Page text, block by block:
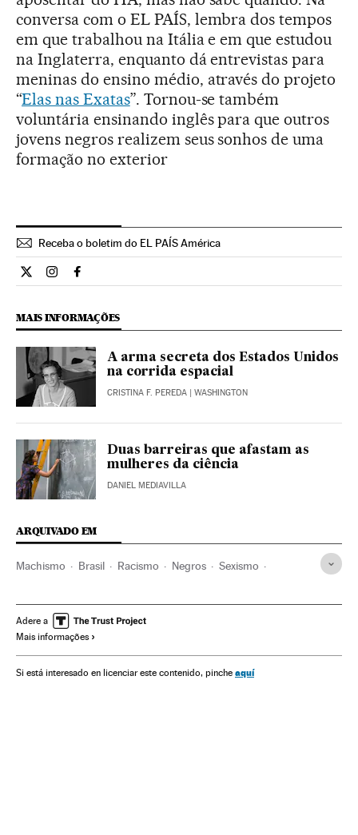
conversa com o EL PAÍS, lembra dos tempos
em que trabalhou na Itália e em que estudou
na Inglaterra, enquanto dá entrevistas para
meninas do ensino médio, através do projeto
“Elas nas Exatas”. Tornou-se também
voluntária ensinando inglês para que outros
jovens negros realizem seus sonhos de uma
formação no exterior
Receba o boletim do EL PAÍS América
Ciencia El País Brasil en Twitter
Ciencia El País Brasil en Instagram
Ciencia El País Brasil en Facebook
MAIS INFORMAÇÕES
A arma secreta dos Estados Unidos
na corrida espacial
CRISTINA F. PEREDA | WASHINGTON
Duas barreiras que afastam as
mulheres da ciência
DANIEL MEDIAVILLA
ARQUIVADO EM
Machismo Brasil Racismo Negros Sexismo
Grupos sociais Relações gênero
Problemas sociais
Mulheres Sociedade Ciência UFRJ Universidade
Adere a
Mais informações
Si está interesado en licenciar este contenido, pinche aquí